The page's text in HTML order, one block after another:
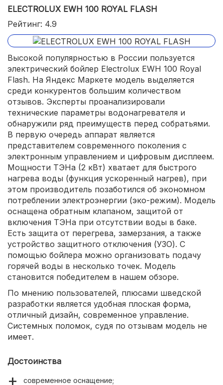
ELECTROLUX EWH 100 ROYAL FLASH
Рейтинг: 4.9
Высокой популярностью в России пользуется
электрический бойлер Electrolux EWH 100 Royal
Flash. На Яндекс Маркете модель выделяется
среди конкурентов большим количеством
отзывов. Эксперты проанализировали
технические параметры водонагревателя и
обнаружили ряд преимуществ перед собратьями.
В первую очередь аппарат является
представителем современного поколения с
электронным управлением и цифровым дисплеем.
Мощности ТЭНа (2 кВт) хватает для быстрого
нагрева воды (функция ускоренный нагрев), при
этом производитель позаботился об экономном
потреблении электроэнергии (эко-режим). Модель
оснащена обратным клапаном, защитой от
включения ТЭНа при отсутствии воды в баке.
Есть защита от перегрева, замерзания, а также
устройство защитного отключения (УЗО). С
помощью бойлера можно организовать подачу
горячей воды в несколько точек. Модель
становится победителем в нашем обзоре.
По мнению пользователей, плюсами шведской
разработки является удобная плоская форма,
отличный дизайн, современное управление.
Системных поломок, судя по отзывам модель не
имеет.
Достоинства
современное оснащение;